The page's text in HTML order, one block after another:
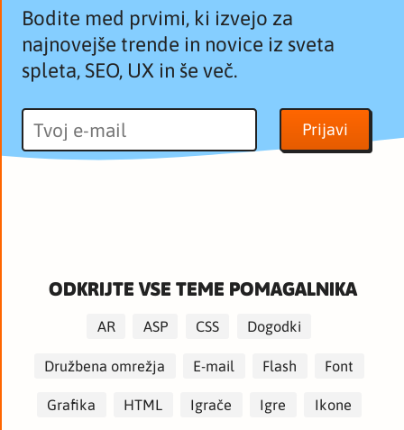
Bodite med prvimi, ki izvejo za
najnovejše trende in novice iz sveta
spleta, SEO, UX in še več.
ODKRIJTE VSE TEME POMAGALNIKA
AR ASP CSS Dogodki
Družbena omrežja E-mail Flash Font
Grafika HTML Igrače Igre Ikone